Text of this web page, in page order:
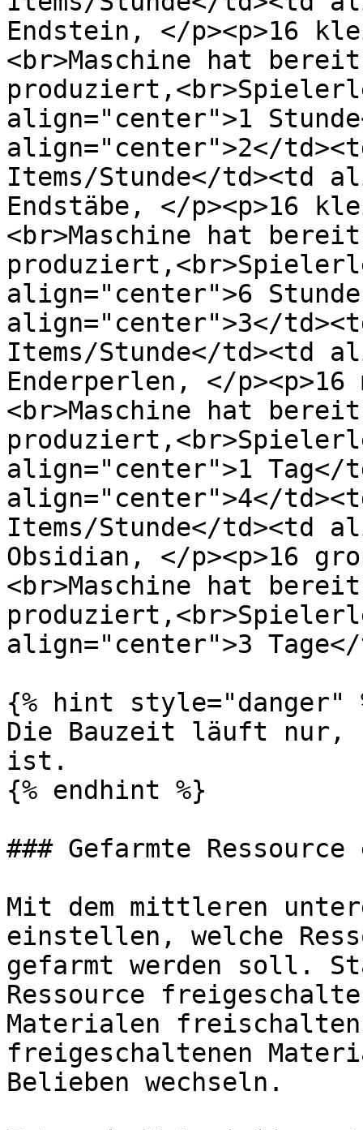
Endstein, </p><p>16
<br>Maschine hat
align="center">1
align="center">2</
Items/Stunde</td><td
Endstäbe, </p><p>16
<br>Maschine hat
align="center">6
align="center">3</
Items/Stunde</td><td
Enderperlen, </
<br>Maschine hat
align="center">1 Tag</
align="center">4</
Items/Stunde</td><td
Obsidian, </p><p>16
<br>Maschine hat
align="center">3
{% hint style="danger"
Die Bauzeit läuft nur,
ist.
{% endhint %}
### Gefarmte
Mit dem mittleren
einstellen, welche
gefarmt werden soll.
Ressource
Materialen
freigeschaltenen
Belieben wechseln.